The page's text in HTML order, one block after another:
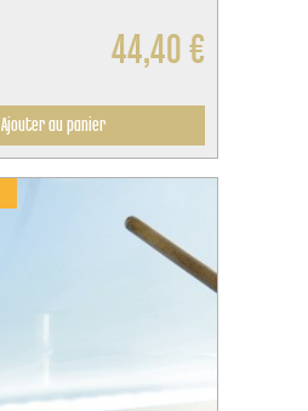
44,40 €
Ajouter au panier